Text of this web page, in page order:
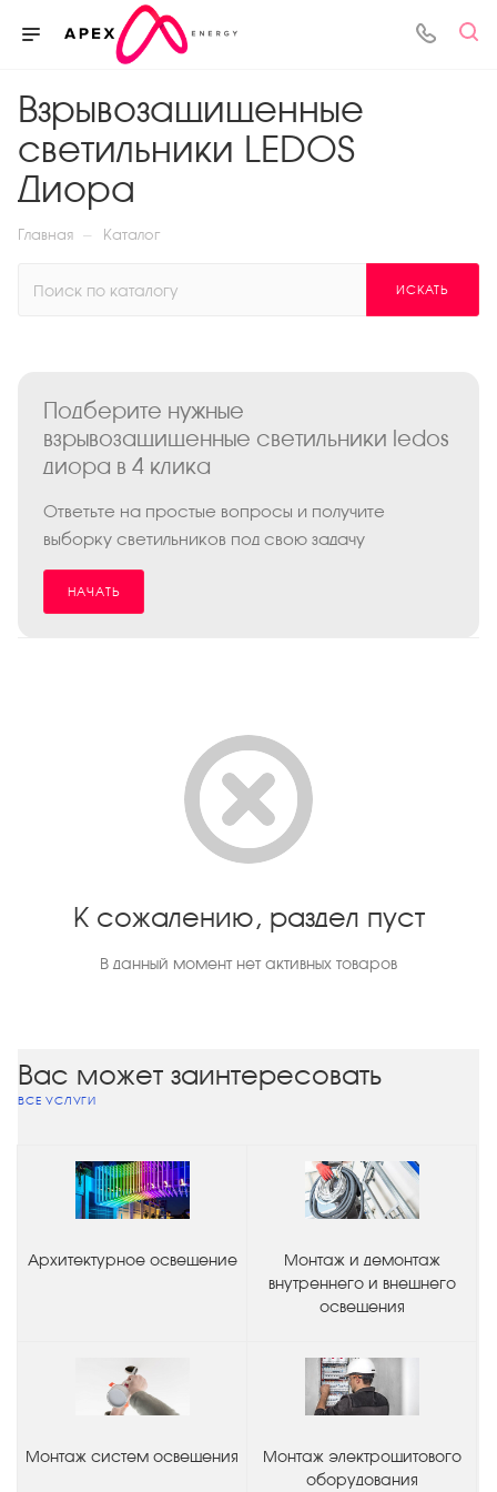
Взрывозащищенные
светильники LEDOS
Диора
Главная — Каталог
ИСКАТЬ
Подберите нужные
взрывозащищенные светильники ledos
диора в 4 клика
Ответьте на простые вопросы и получите
выборку светильников под свою задачу
НАЧАТЬ
К сожалению, раздел пуст
В данный момент нет активных товаров
Вас может заинтересовать
ВСЕ УСЛУГИ
Архитектурное освещение
Монтаж и демонтаж
внутреннего и внешнего
освещения
Монтаж систем освещения
Монтаж электрощитового
оборудования